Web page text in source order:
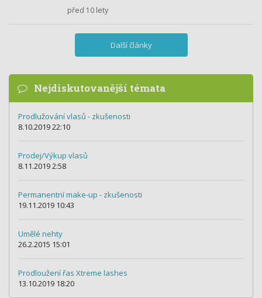
před 10 lety
Další články
Nejdiskutovanější témata
Prodlužování vlasů - zkušenosti
8.10.2019 22:10
Prodej/Výkup vlasů
8.11.2019 2:58
Permanentní make-up - zkušenosti
19.11.2019 10:43
Umělé nehty
26.2.2015 15:01
Prodloužení řas Xtreme lashes
13.10.2019 18:20